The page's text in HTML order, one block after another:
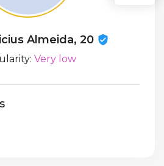
Almeida, 20
Very low